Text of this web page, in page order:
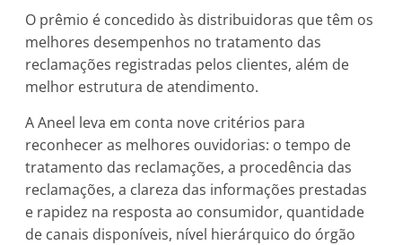
O prêmio é concedido às distribuidoras que têm os
melhores desempenhos no tratamento das
reclamações registradas pelos clientes, além de
melhor estrutura de atendimento.
A Aneel leva em conta nove critérios para
reconhecer as melhores ouvidorias: o tempo de
tratamento das reclamações, a procedência das
reclamações, a clareza das informações prestadas
e rapidez na resposta ao consumidor, quantidade
de canais disponíveis, nível hierárquico do órgão